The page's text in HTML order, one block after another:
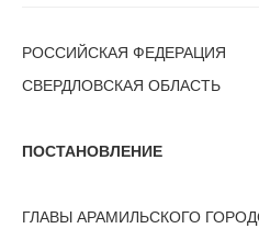
РОССИЙСКАЯ ФЕДЕРАЦИЯ
СВЕРДЛОВСКАЯ ОБЛАСТЬ
ПОСТАНОВЛЕНИЕ
ГЛАВЫ АРАМИЛЬСКОГО